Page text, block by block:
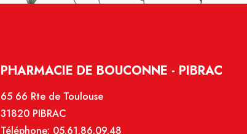
PHARMACIE DE BOUCONNE - PIBRAC
65 66 Rte de Toulouse
31820 PIBRAC
Téléphone: 05.61.86.09.48